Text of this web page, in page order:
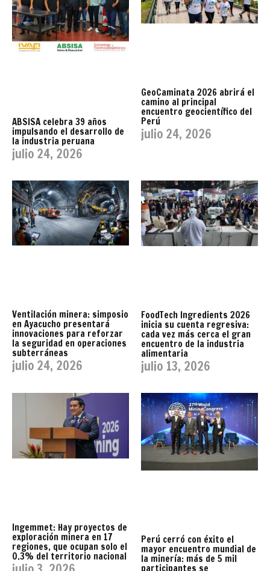
ABSISA celebra 39 años
impulsando el desarrollo de
la industria peruana
julio 24, 2026
GeoCaminata 2026 abrirá el
camino al principal
encuentro geocientífico del
Perú
julio 24, 2026
Ventilación minera: simposio
en Ayacucho presentará
innovaciones para reforzar
la seguridad en operaciones
subterráneas
julio 24, 2026
FoodTech Ingredients 2026
inicia su cuenta regresiva:
cada vez más cerca el gran
encuentro de la industria
alimentaria
julio 13, 2026
Ingemmet: Hay proyectos de
exploración minera en 17
regiones, que ocupan solo el
0.3% del territorio nacional
Perú cerró con éxito el
mayor encuentro mundial de
la minería: más de 5 mil
participantes se